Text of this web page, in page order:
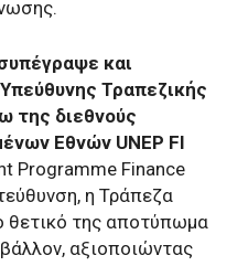
και
Τραπεζικής
της διεθνούς
Εθνών UNEP FI
Programme Finance
η Τράπεζα
θετικό της αποτύπωμα
αξιοποιώντας